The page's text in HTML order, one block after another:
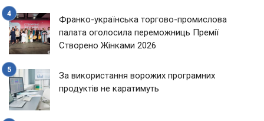
Франко-українська торгово-промислова
палата оголосила переможниць Премії
Створено Жінками 2026
За використання ворожих програмних
продуктів не каратимуть